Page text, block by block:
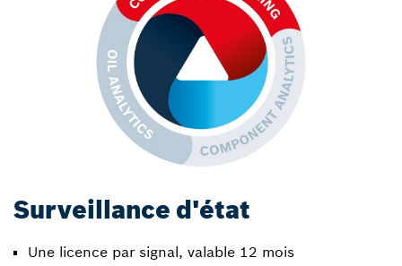
Surveillance d'état
Une licence par signal, valable 12 mois